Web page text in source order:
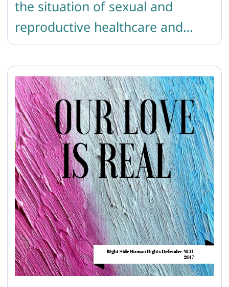
the situation of sexual and
reproductive healthcare and
rights in Armenia